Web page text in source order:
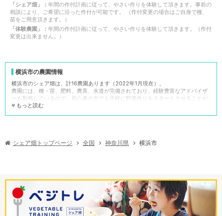
「シェア畑」：年間の作付計画に従って、やさい作りを体験して頂きます。事前の
相談により、ご希望に沿った作付が可能です。 （作付変更の場合はご自身で種、
苗をご用意頂きます。）
「体験農園」：年間の作付計画に従って、やさい作りを体験して頂きます。（作付
変更は出来ません。）
横浜市の農園情報
横浜市のシェア畑は、計16農園あります（2022年1月現在）。
農園には、種・苗、肥料、農具、水道が完備されており、経験豊富なアドバイザ
ーも勤務しているので、初心者の方でも手軽に野菜作りをスタートさせることが
できます。
り）。
もっと読む
シェア畑トップページ 全国 神奈川県 横浜市